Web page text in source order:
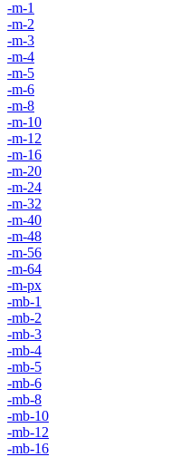
-m-1
-m-2
-m-3
-m-4
-m-5
-m-6
-m-8
-m-10
-m-12
-m-16
-m-20
-m-24
-m-32
-m-40
-m-48
-m-56
-m-64
-m-px
-mb-1
-mb-2
-mb-3
-mb-4
-mb-5
-mb-6
-mb-8
-mb-10
-mb-12
-mb-16